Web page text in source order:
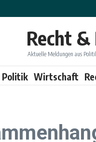
Recht
Aktuelle Meldungen aus
Politik Wirtschaft